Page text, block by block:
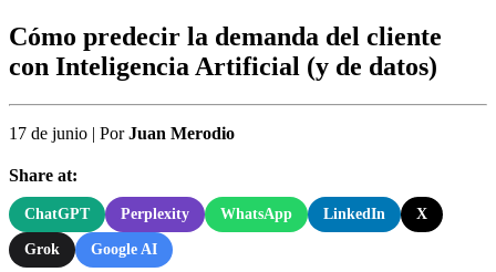
Cómo predecir la demanda del cliente
con Inteligencia Artificial (y de datos)
17 de junio | PorJuan Merodio
Share at:
ChatGPT Perplexity WhatsApp LinkedIn X
Grok Google AI